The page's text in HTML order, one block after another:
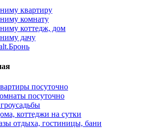
квартиру
комнату
коттедж, дом
дачу
посуточно
посуточно
коттеджи на сутки
отдыха, гостиницы, бани